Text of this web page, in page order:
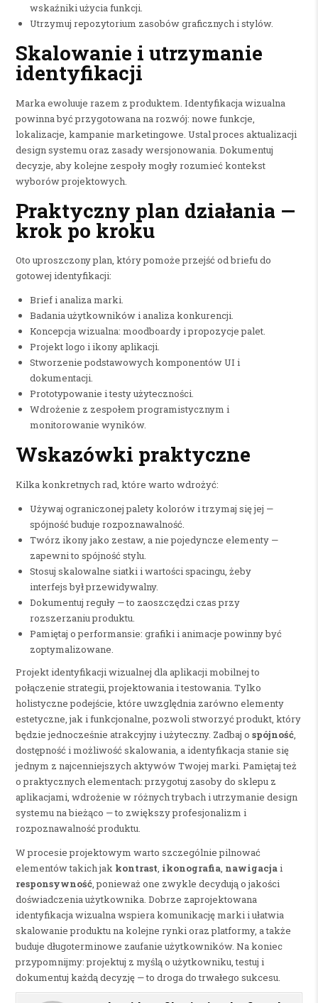
wskaźniki użycia funkcji.
Utrzymuj repozytorium zasobów graficznych i stylów.
Skalowanie i utrzymanie
identyfikacji
Marka ewoluuje razem z produktem. Identyfikacja wizualna
powinna być przygotowana na rozwój: nowe funkcje,
lokalizacje, kampanie marketingowe. Ustal proces aktualizacji
design systemu oraz zasady wersjonowania. Dokumentuj
decyzje, aby kolejne zespoły mogły rozumieć kontekst
wyborów projektowych.
Praktyczny plan działania —
krok po kroku
Oto uproszczony plan, który pomoże przejść od briefu do
gotowej identyfikacji:
Brief i analiza marki.
Badania użytkowników i analiza konkurencji.
Koncepcja wizualna: moodboardy i propozycje palet.
Projekt logo i ikony aplikacji.
Stworzenie podstawowych komponentów UI i
dokumentacji.
Prototypowanie i testy użyteczności.
Wdrożenie z zespołem programistycznym i
monitorowanie wyników.
Wskazówki praktyczne
Kilka konkretnych rad, które warto wdrożyć:
Używaj ograniczonej palety kolorów i trzymaj się jej —
spójność buduje rozpoznawalność.
Twórz ikony jako zestaw, a nie pojedyncze elementy —
zapewni to spójność stylu.
Stosuj skalowalne siatki i wartości spacingu, żeby
interfejs był przewidywalny.
Dokumentuj reguły — to zaoszczędzi czas przy
rozszerzaniu produktu.
Pamiętaj o performansie: grafiki i animacje powinny być
zoptymalizowane.
Projekt identyfikacji wizualnej dla aplikacji mobilnej to
połączenie strategii, projektowania i testowania. Tylko
holistyczne podejście, które uwzględnia zarówno elementy
estetyczne, jak i funkcjonalne, pozwoli stworzyć produkt, który
będzie jednocześnie atrakcyjny i użyteczny. Zadbaj o spójność,
dostępność i możliwość skalowania, a identyfikacja stanie się
jednym z najcenniejszych aktywów Twojej marki. Pamiętaj też
o praktycznych elementach: przygotuj zasoby do sklepu z
aplikacjami, wdrożenie w różnych trybach i utrzymanie design
systemu na bieżąco — to zwiększy profesjonalizm i
rozpoznawalność produktu.
W procesie projektowym warto szczególnie pilnować
elementów takich jak kontrast, ikonografia, nawigacjai
responsywność, ponieważ one zwykle decydują o jakości
doświadczenia użytkownika. Dobrze zaprojektowana
identyfikacja wizualna wspiera komunikację marki i ułatwia
skalowanie produktu na kolejne rynki oraz platformy, a także
buduje długoterminowe zaufanie użytkowników. Na koniec
przypomnijmy: projektuj z myślą o użytkowniku, testuj i
dokumentuj każdą decyzję — to droga do trwałego sukcesu.